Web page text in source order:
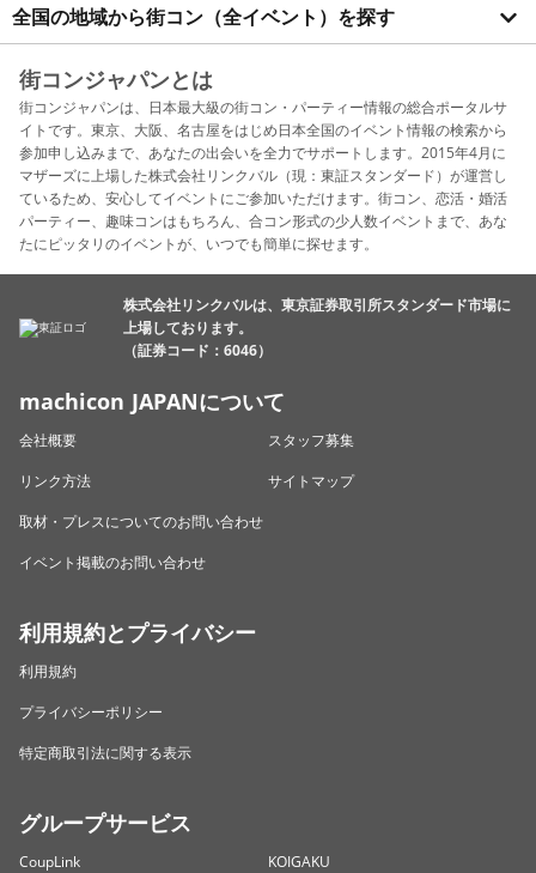
全国の地域から街コン（全イベント）を探す
街コンジャパンとは
街コンジャパンは、日本最大級の街コン・パーティー情報の総合ポータルサ
イトです。東京、大阪、名古屋をはじめ日本全国のイベント情報の検索から
参加申し込みまで、あなたの出会いを全力でサポートします。2015年4月に
マザーズに上場した株式会社リンクバル（現：東証スタンダード）が運営し
ているため、安心してイベントにご参加いただけます。街コン、恋活・婚活
パーティー、趣味コンはもちろん、合コン形式の少人数イベントまで、あな
たにピッタリのイベントが、いつでも簡単に探せます。
株式会社リンクバルは、東京証券取引所スタンダード市場に
上場しております。
（証券コード：6046）
machicon JAPANについて
会社概要
スタッフ募集
リンク方法
サイトマップ
取材・プレスについてのお問い合わせ
イベント掲載のお問い合わせ
利用規約とプライバシー
利用規約
プライバシーポリシー
特定商取引法に関する表示
グループサービス
CoupLink
KOIGAKU